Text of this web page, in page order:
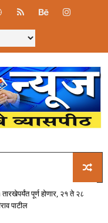
पूर्ण होणार, २१ ते २८
पाटील